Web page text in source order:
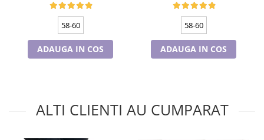
58-60
ADAUGA IN COS
58-60
ADAUGA IN COS
ALTI CLIENTI AU CUMPARAT